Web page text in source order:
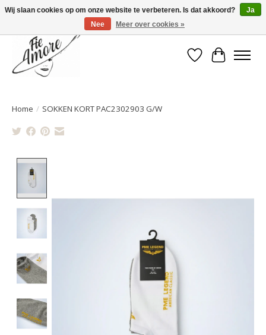
Verlanglijst
Home / SOKKEN KORT PAC2302903 G/W
Wij slaan cookies op om onze website te verbeteren. Is dat akkoord?
Ja
Nee
Meer over cookies »